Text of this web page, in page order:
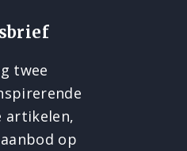
twee
artikelen,
op